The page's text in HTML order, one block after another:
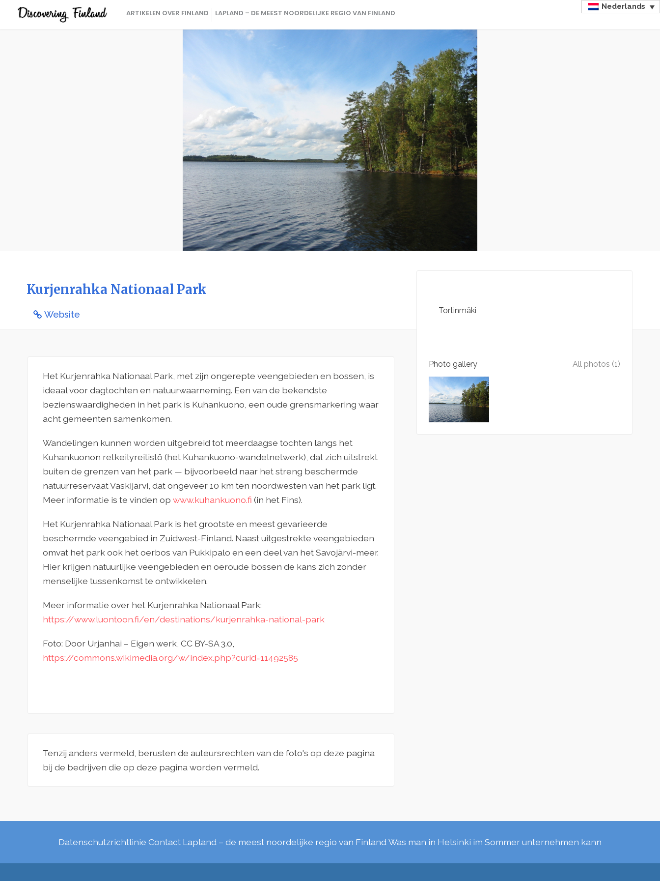
ARTIKELEN OVER FINLAND LAPLAND – DE MEEST NOORDELIJKE REGIO VAN FINLAND
Nederlands
Kurjenrahka Nationaal Park
Website
Het Kurjenrahka Nationaal Park, met zijn ongerepte veengebieden en bossen, is
ideaal voor dagtochten en natuurwaarneming. Een van de bekendste
bezienswaardigheden in het park is Kuhankuono, een oude grensmarkering waar
acht gemeenten samenkomen.
Wandelingen kunnen worden uitgebreid tot meerdaagse tochten langs het
Kuhankuonon retkeilyreitistö (het Kuhankuono-wandelnetwerk), dat zich uitstrekt
buiten de grenzen van het park — bijvoorbeeld naar het streng beschermde
natuurreservaat Vaskijärvi, dat ongeveer 10 km ten noordwesten van het park ligt.
Meer informatie is te vinden op www.kuhankuono.fi (in het Fins).
Het Kurjenrahka Nationaal Park is het grootste en meest gevarieerde
beschermde veengebied in Zuidwest-Finland. Naast uitgestrekte veengebieden
omvat het park ook het oerbos van Pukkipalo en een deel van het Savojärvi-meer.
Hier krijgen natuurlijke veengebieden en oeroude bossen de kans zich zonder
menselijke tussenkomst te ontwikkelen.
Meer informatie over het Kurjenrahka Nationaal Park:
https://www.luontoon.fi/en/destinations/kurjenrahka-national-park
Foto: Door Urjanhai – Eigen werk, CC BY-SA 3.0,
https://commons.wikimedia.org/w/index.php?curid=11492585
Tenzij anders vermeld, berusten de auteursrechten van de foto's op deze pagina
bij de bedrijven die op deze pagina worden vermeld.
Tortinmäki
Photo gallery All photos (1)
Datenschutzrichtlinie Contact Lapland – de meest noordelijke regio van FinlandWas man in Helsinki im Sommer unternehmen kann